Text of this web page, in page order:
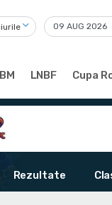
LNBF Cupa
Rezultate